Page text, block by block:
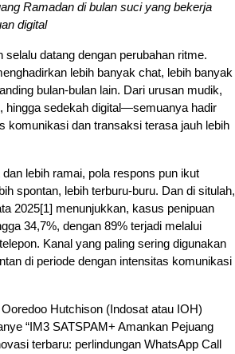
Ramadan di bulan suci yang bekerja
digital
datang dengan perubahan ritme.
lebih banyak chat, lebih banyak
bulan-bulan lain. Dari urusan mudik,
hingga sedekah digital—semuanya hadir
komunikasi dan transaksi terasa jauh lebih
lebih ramai, pola respons pun ikut
spontan, lebih terburu-buru. Dan di situlah,
2025[1] menunjukkan, kasus penipuan
34,7%, dengan 89% terjadi melalui
Kanal yang paling sering digunakan
di periode dengan intensitas komunikasi
Hutchison (Indosat atau IOH)
“IM3 SATSPAM+ Amankan Pejuang
terbaru: perlindungan WhatsApp Call